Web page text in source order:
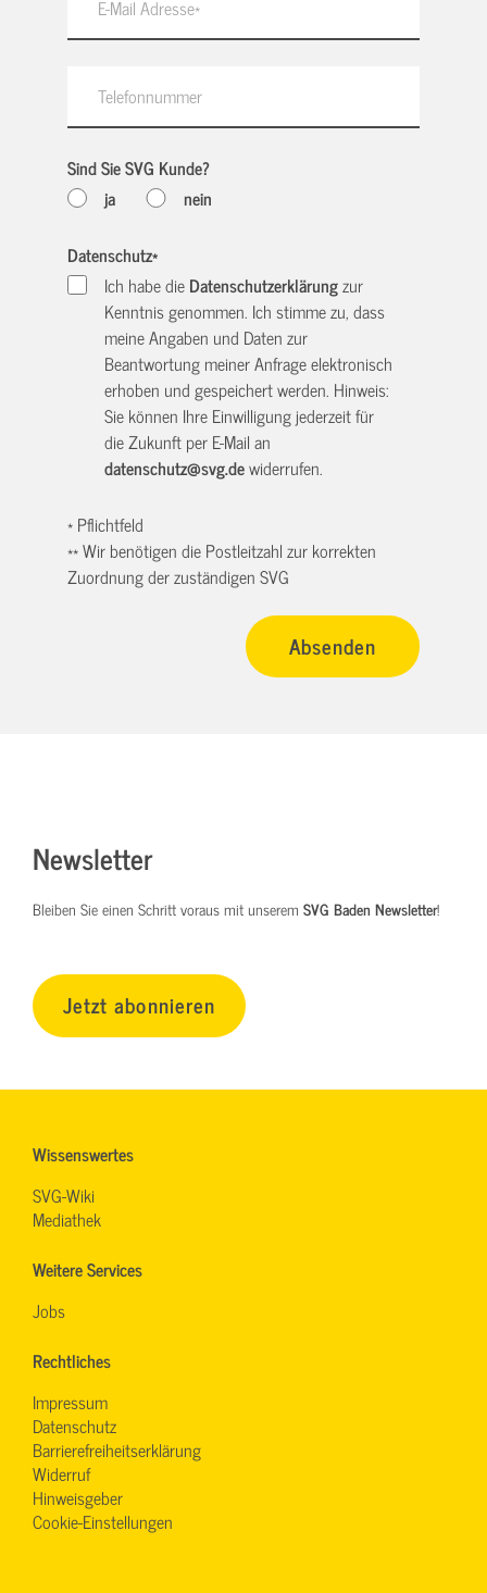
Sind Sie SVG Kunde?
ja
nein
Datenschutz*
Ich habe dieDatenschutzerklärungzur
Kenntnis genommen. Ich stimme zu, dass
meine Angaben und Daten zur
Beantwortung meiner Anfrage elektronisch
erhoben und gespeichert werden. Hinweis:
Sie können Ihre Einwilligung jederzeit für
die Zukunft per E-Mail an
datenschutz@svg.dewiderrufen.
* Pflichtfeld
** Wir benötigen die Postleitzahl zur korrekten
Zuordnung der zuständigen SVG
Newsletter
Bleiben Sie einen Schritt voraus mit unserem SVG Baden Newsletter!
Jetzt abonnieren
Wissenswertes
SVG-Wiki
Mediathek
Weitere Services
Jobs
Rechtliches
Impressum
Datenschutz
Barrierefreiheitserklärung
Widerruf
Hinweisgeber
Cookie-Einstellungen